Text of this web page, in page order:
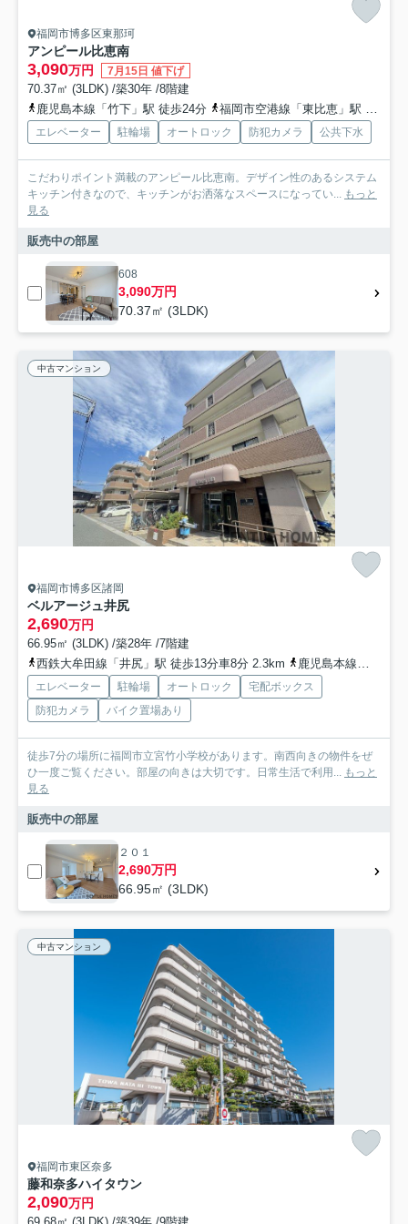
福岡市博多区東那珂
アンピール比恵南
3,090万円 7月15日 値下げ
70.37㎡ (3LDK) /築30年 /8階建
鹿児島本線「竹下」駅 徒歩24分
福岡市空港線「東比恵」駅 徒歩30分
エレベーター 駐輪場 オートロック 防犯カメラ 公共下水
こだわりポイント満載のアンピール比恵南。デザイン性のあるシステム
キッチン付きなので、キッチンがお洒落なスペースになってい... もっと
見る
販売中の部屋
608
3,090万円
70.37㎡ (3LDK)
中古マンション
福岡市博多区諸岡
ベルアージュ井尻
2,690万円
66.95㎡ (3LDK) /築28年 /7階建
西鉄大牟田線「井尻」駅 徒歩13分車8分 2.3km
鹿児島本線「笹原」駅 徒歩13分車9分 2.6km
エレベーター 駐輪場 オートロック
宅配ボックス
防犯カメラ
バイク置場あり
徒歩7分の場所に福岡市立宮竹小学校があります。南西向きの物件をぜ
ひ一度ご覧ください。部屋の向きは大切です。日常生活で利用... もっと
見る
販売中の部屋
２０１
2,690万円
66.95㎡ (3LDK)
中古マンション
福岡市東区奈多
藤和奈多ハイタウン
2,090万円